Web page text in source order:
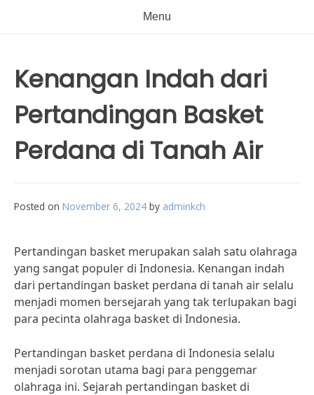
Menu
Kenangan Indah dari
Pertandingan Basket
Perdana di Tanah Air
Posted on November 6, 2024 by adminkch
Pertandingan basket merupakan salah satu olahraga
yang sangat populer di Indonesia. Kenangan indah
dari pertandingan basket perdana di tanah air selalu
menjadi momen bersejarah yang tak terlupakan bagi
para pecinta olahraga basket di Indonesia.
Pertandingan basket perdana di Indonesia selalu
menjadi sorotan utama bagi para penggemar
olahraga ini. Sejarah pertandingan basket di